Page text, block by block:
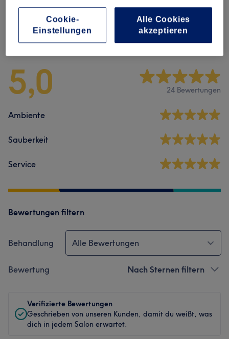
Salonbewertungen
5,0 24 Bewertungen
Ambiente
Sauberkeit
Service
Bewertungen filtern
Behandlung Alle Bewertungen
Bewertung Nach Sternen filtern
Verifizierte Bewertungen
Geschrieben von unseren Kunden, damit du weißt, was
dich in jedem Salon erwartet.
Cookie-
Einstellungen
Alle Cookies
akzeptieren